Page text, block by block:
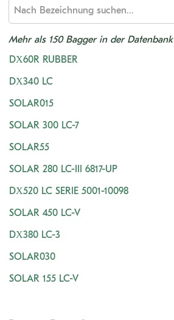
Mehr als 150 Bagger in der Datenbank
DX60R RUBBER
DX340 LC
SOLAR015
SOLAR 300 LC-7
SOLAR55
SOLAR 280 LC-III 6817-UP
DX520 LC SERIE 5001-10098
SOLAR 450 LC-V
DX380 LC-3
SOLAR030
SOLAR 155 LC-V